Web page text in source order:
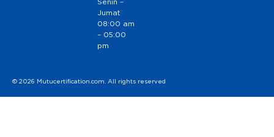
Senin –
Jumat
08:00 am
– 05:00
pm
© 2026 Mutucertification.com. All rights reserved